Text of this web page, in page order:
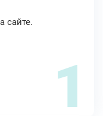
сайте.
1